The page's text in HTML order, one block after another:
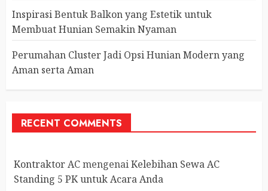
Inspirasi Bentuk Balkon yang Estetik untuk
Membuat Hunian Semakin Nyaman
Perumahan Cluster Jadi Opsi Hunian Modern yang
Aman serta Aman
RECENT COMMENTS
Kontraktor ACmengenaiKelebihan Sewa AC
Standing 5 PK untuk Acara Anda